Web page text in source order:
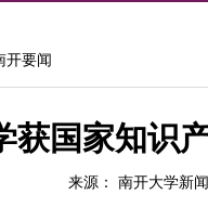
开要闻
获国家知识
来源： 南开大学新